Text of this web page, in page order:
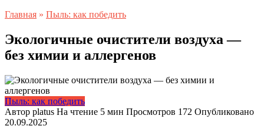
Главная » Пыль: как победить
Экологичные очистители воздуха —
без химии и аллергенов
Пыль: как победить
Автор platus На чтение 5 мин Просмотров 172 Опубликовано
20.09.2025